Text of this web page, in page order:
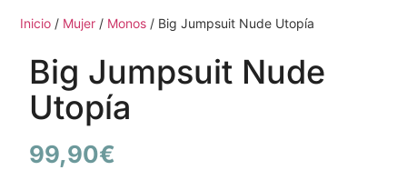
Inicio / Mujer / Monos / Big Jumpsuit Nude Utopía
Big Jumpsuit Nude
Utopía
99,90€